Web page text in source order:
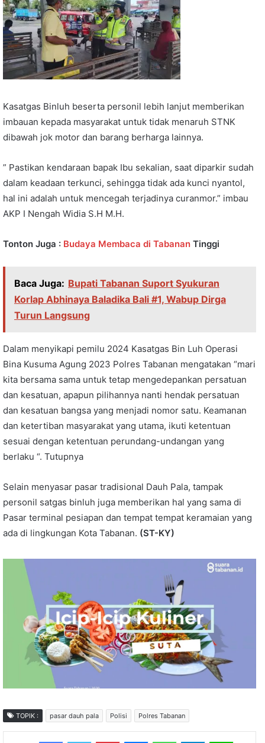
Kasatgas Binluh beserta personil lebih lanjut memberikan
imbauan kepada masyarakat untuk tidak menaruh STNK
dibawah jok motor dan barang berharga lainnya.
” Pastikan kendaraan bapak Ibu sekalian, saat diparkir sudah
dalam keadaan terkunci, sehingga tidak ada kunci nyantol,
hal ini adalah untuk mencegah terjadinya curanmor.” imbau
AKP I Nengah Widia S.H M.H.
Tonton Juga : Budaya Membaca di Tabanan Tinggi
Baca Juga: Bupati Tabanan Suport Syukuran
Korlap Abhinaya Baladika Bali #1, Wabup Dirga
Turun Langsung
Dalam menyikapi pemilu 2024 Kasatgas Bin Luh Operasi
Bina Kusuma Agung 2023 Polres Tabanan mengatakan “mari
kita bersama sama untuk tetap mengedepankan persatuan
dan kesatuan, apapun pilihannya nanti hendak persatuan
dan kesatuan bangsa yang menjadi nomor satu. Keamanan
dan ketertiban masyarakat yang utama, ikuti ketentuan
sesuai dengan ketentuan perundang-undangan yang
berlaku “. Tutupnya
Selain menyasar pasar tradisional Dauh Pala, tampak
personil satgas binluh juga memberikan hal yang sama di
Pasar terminal pesiapan dan tempat tempat keramaian yang
ada di lingkungan Kota Tabanan. (ST-KY)
TOPIK : pasar dauh pala Polisi Polres Tabanan